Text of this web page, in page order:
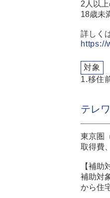
2人以
18歳未
詳しく
https://
対象
1.移住
テレ
東京圏
取得費
【補助
補助対
から住